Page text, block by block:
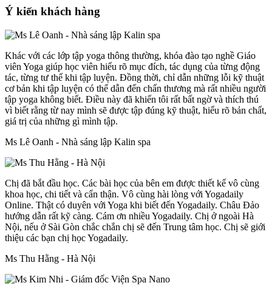
Ý kiến khách hàng
Khác với các lớp tập yoga thông thường, khóa đào tạo nghề Giáo
viên Yoga giúp học viên hiểu rõ mục đích, tác dụng của từng động
tác, từng tư thế khi tập luyện. Đồng thời, chỉ dẫn những lỗi kỹ thuật
cơ bản khi tập luyện có thể dẫn đến chấn thương mà rất nhiều người
tập yoga không biết. Điều này đã khiến tôi rất bất ngờ và thích thú
vì biết rằng từ nay mình sẽ được tập đúng kỹ thuật, hiểu rõ bản chất,
giá trị của những gì mình tập.
Ms Lê Oanh - Nhà sáng lập Kalin spa
Chị đã bắt đầu học. Các bài học của bên em được thiết kế vô cùng
khoa học, chi tiết và cẩn thận. Vô cùng hài lòng với Yogadaily
Online. Thật có duyên với Yoga khi biết đến Yogadaily. Châu Đảo
hướng dẫn rất kỹ càng. Cám ơn nhiều Yogadaily. Chị ở ngoài Hà
Nội, nếu ở Sài Gòn chắc chắn chị sẽ đến Trung tâm học. Chị sẽ giới
thiệu các bạn chị học Yogadaily.
Ms Thu Hằng - Hà Nội